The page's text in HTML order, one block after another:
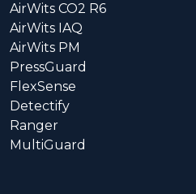
AirWits CO2 R6
AirWits IAQ
AirWits PM
PressGuard
FlexSense
Detectify
Ranger
MultiGuard